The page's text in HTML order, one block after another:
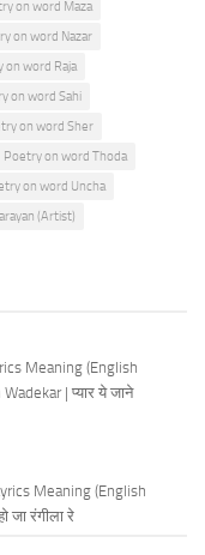
on word Maza
on word Nazar
on word Raja
on word Sahi
on word Sher
Poetry on word Thoda
on word Uncha
(Artist)
Meaning (English
| प्यार ये जाने
Meaning (English
जा रंगीला रे